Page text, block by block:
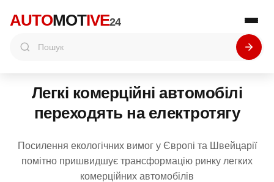
AUTOMOTIVE24
Легкі комерційні автомобілі
переходять на електротягу
Посилення екологічних вимог у Європі та Швейцарії
помітно пришвидшує трансформацію ринку легких
комерційних автомобілів